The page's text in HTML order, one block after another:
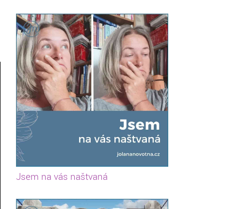
Jsem na vás naštvaná